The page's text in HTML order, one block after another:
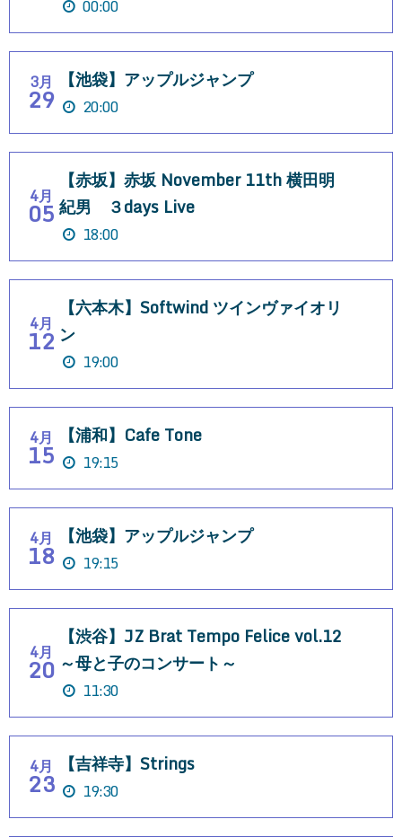
00:00
3月
29
【池袋】アップルジャンプ
20:00
4月
05
【赤坂】赤坂 November 11th 横田明
紀男 ３days Live
18:00
4月
12
【六本木】Softwind ツインヴァイオリ
ン
19:00
4月
15
【浦和】Cafe Tone
19:15
4月
18
【池袋】アップルジャンプ
19:15
4月
20
【渋谷】JZ Brat Tempo Felice vol.12
～母と子のコンサート～
11:30
4月
23
【吉祥寺】Strings
19:30